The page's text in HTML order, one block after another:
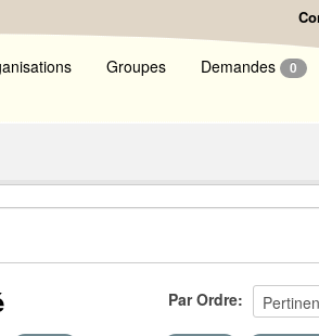
Groupes Demandes 0
Par Ordre